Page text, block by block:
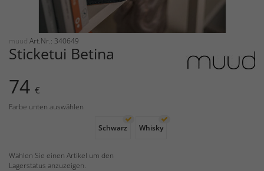
muud Art.Nr.: 340649
Sticketui Betina
74 €
Farbe unten auswählen
Schwarz Whisky
Wählen Sie einen Artikel um den
Lagerstatus anzuzeigen.